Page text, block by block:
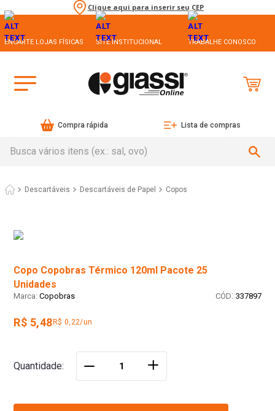
Clique aqui para inserir seu CEP
ENCARTE LOJAS FÍSICAS SITE INSTITUCIONAL TRABALHE CONOSCO
Compra rápida Lista de compras
Descartáveis Descartáveis de Papel Copos
Copo Copobras Térmico 120ml Pacote 25
Unidades
Copobras : 337897
R$ 5,48 R$ 0,22/un
Quantidade ＋